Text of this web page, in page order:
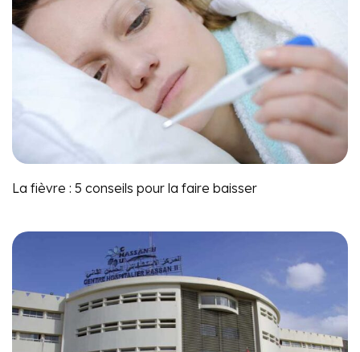
La fièvre : 5 conseils pour la faire baisser